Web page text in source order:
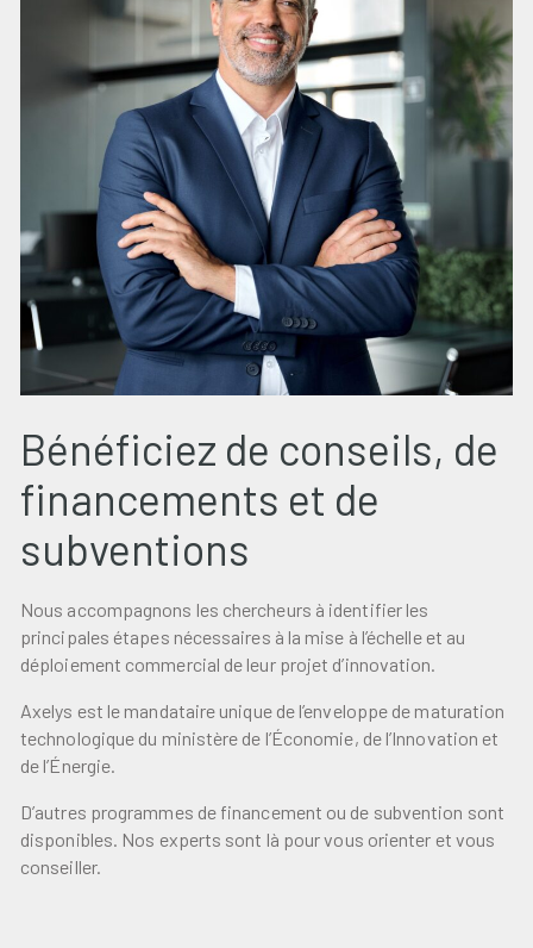
Bénéficiez de conseils, de
financements et de
subventions
Nous accompagnons les chercheurs à identifier les
principales étapes nécessaires à la mise à l’échelle et au
déploiement commercial de leur projet d’innovation.
Axelys est le mandataire unique de l’enveloppe de maturation
technologique du ministère de l’Économie, de l’Innovation et
de l’Énergie.
D’autres programmes de financement ou de subvention sont
disponibles. Nos experts sont là pour vous orienter et vous
conseiller.